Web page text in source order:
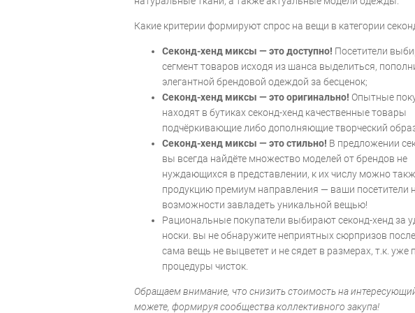
Какие критерии формируют спрос на вещи в категории
Секонд-хенд миксы — это доступно! Посетители
сегмент товаров исходя из шанса выделиться,
элегантной брендовой одеждой за бесценок;
Секонд-хенд миксы — это оригинально! Опытные
находят в бутиках секонд-хенд качественные товары
подчёркивающие либо дополняющие творческий
Секонд-хенд миксы — это стильно! В предложении
вы всегда найдёте множество моделей от брендов не
нуждающихся в представлении, к их числу можно
продукцию премиум направления — ваши посетители
возможности завладеть уникальной вещью!
Рациональные покупатели выбирают секонд-хенд за
носки. вы не обнаружите неприятных сюрпризов
сама вещь не выцветет и не сядет в размерах, т.к. уже
процедуры чисток.
Обращаем внимание, что снизить стоимость на
можете, формируя сообщества коллективного закупа!